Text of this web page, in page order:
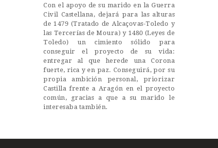
FOTOS
Con el apoyo de su marido en la Guerra
Civil Castellana, dejará para las alturas
de 1479 (Tratado de Alcaçovas-Toledo y
las Tercerías de Moura) y 1480 (Leyes de
Toledo) un cimiento sólido para
conseguir el proyecto de su vida:
entregar al que herede una Corona
fuerte, rica y en paz. Conseguirá, por su
propia ambición personal, priorizar
Castilla frente a Aragón en el proyecto
común, gracias a que a su marido le
interesaba también.